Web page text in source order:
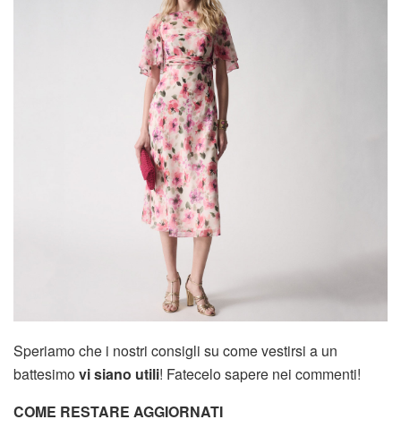
Speriamo che i nostri consigli su come vestirsi a un
battesimovi siano utili! Fatecelo sapere nei commenti!
COME RESTARE AGGIORNATI